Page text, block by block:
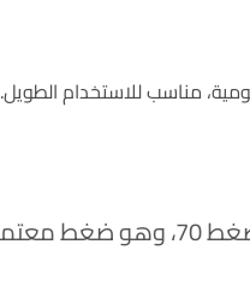
مناسب للاستخدام الطويل.
على: